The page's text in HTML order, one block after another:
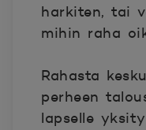
harkiten, tai
mihin raha
Rahasta
perheen
lapselle